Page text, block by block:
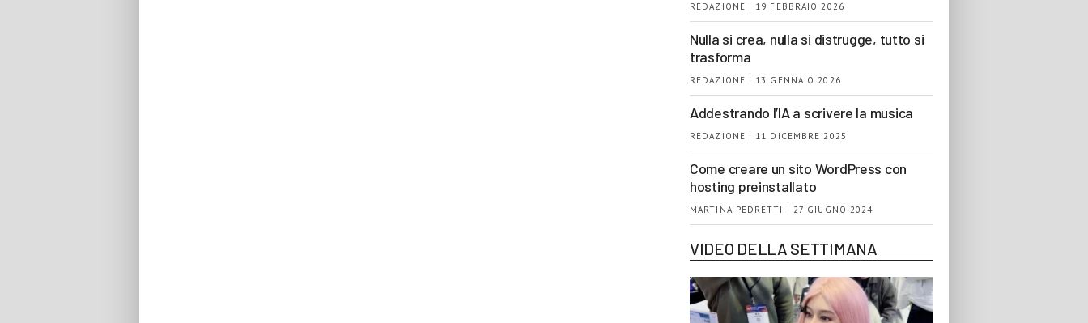
REDAZIONE | 19 FEBBRAIO 2026
Nulla si crea, nulla si distrugge, tutto si
trasforma
REDAZIONE | 13 GENNAIO 2026
Addestrando l’IA a scrivere la musica
REDAZIONE | 11 DICEMBRE 2025
Come creare un sito WordPress con
hosting preinstallato
MARTINA PEDRETTI | 27 GIUGNO 2024
VIDEO DELLA SETTIMANA